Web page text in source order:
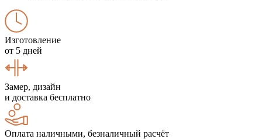
Изготовление
от 5 дней
Замер, дизайн
и доставка бесплатно
Оплата наличными, безналичный расчёт